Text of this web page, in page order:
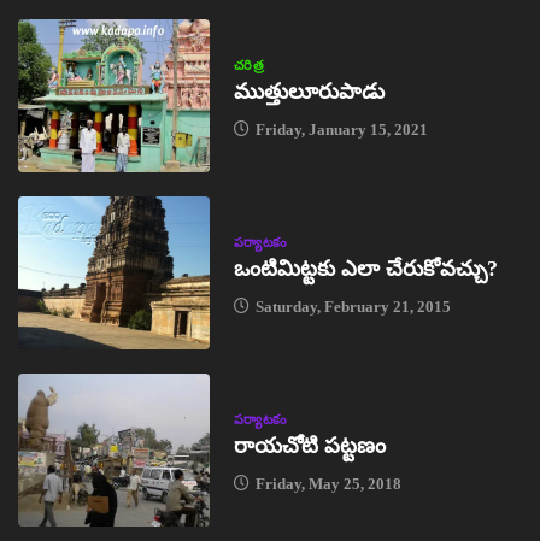
చరిత్ర
ముత్తులూరుపాడు
Friday, January 15, 2021
పర్యాటకం
ఒంటిమిట్టకు ఎలా చేరుకోవచ్చు?
Saturday, February 21, 2015
పర్యాటకం
రాయచోటి పట్టణం
Friday, May 25, 2018